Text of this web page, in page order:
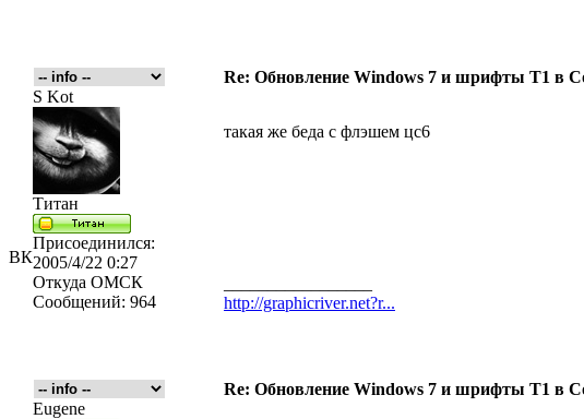
ВК
Re: Обновление Windows 7 и шрифты T1 в
S Kot
Титан
Присоединился:
2005/4/22 0:27
Откуда ОМСК
Сообщений: 964
такая же беда с флэшем цс6
http://graphicriver.net?r...
Re: Обновление Windows 7 и шрифты T1 в
Eugene